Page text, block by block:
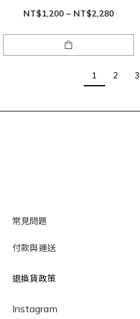
NT$1,200 ~ NT$2,280
1 2 3
常見問題
付款與運送
退換貨政策
Instagram